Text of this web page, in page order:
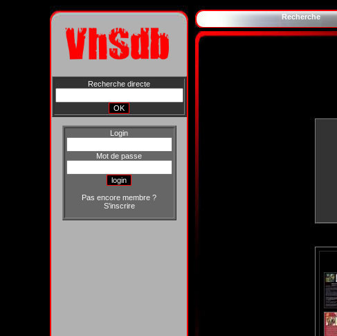
Recherche directe
Login
Mot de passe
Pas encore membre ?
S'inscrire
Recherche